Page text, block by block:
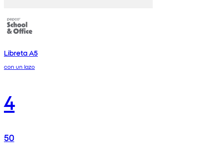
Libreta A5
con un lazo
4
50